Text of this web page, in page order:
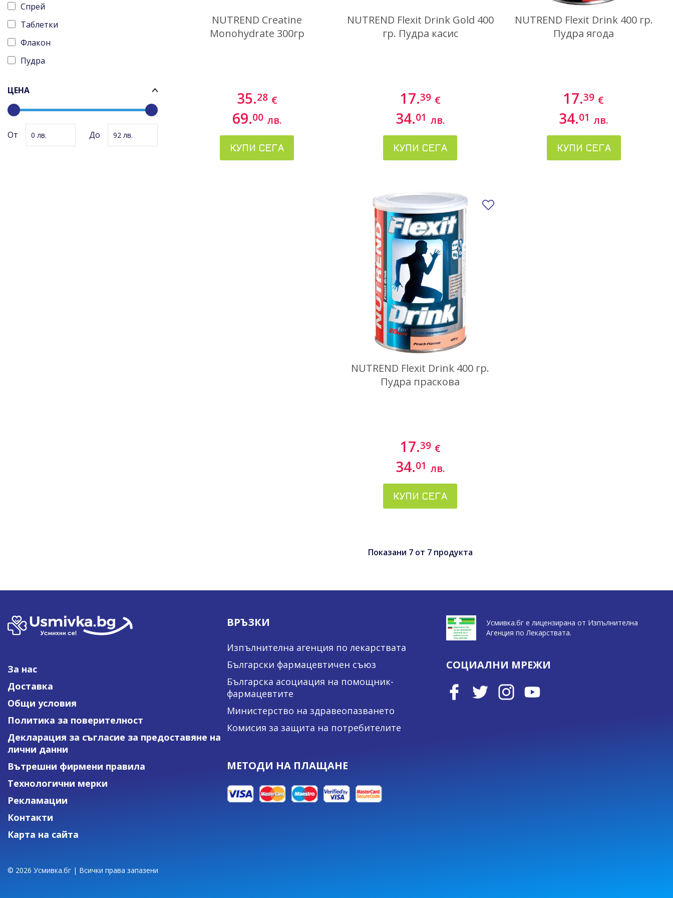
Спрей
Таблетки
Флакон
Пудра
Стелки
BCAAs
ЦЕНА
От До
NUTREND Creatine
Monohydrate 300гр
35.28 €
69.00 лв.
КУПИ СЕГА
NUTREND Flexit Drink Gold 400
гр. Пудра касис
17.39 €
34.01 лв.
КУПИ СЕГА
NUTREND Flexit Drink 400 гр.
Пудра ягода
17.39 €
34.01 лв.
КУПИ СЕГА
NUTREND Flexit Drink 400 гр.
Пудра праскова
17.39 €
34.01 лв.
КУПИ СЕГА
Показани 7 от 7 продукта
За нас
Доставка
Общи условия
Политика за поверителност
Декларация за съгласие за предоставяне на
лични данни
Вътрешни фирмени правила
Технологични мерки
Рекламации
Контакти
Карта на сайта
© 2026 Усмивка.бг | Всички права запазени
ВРЪЗКИ
Изпълнителна агенция по лекарствата
Български фармацевтичен съюз
Българска асоциация на помощник-
фармацевтите
Министерство на здравеопазването
Комисия за защита на потребителите
МЕТОДИ НА ПЛАЩАНЕ
Усмивка.бг е лицензирана от Изпълнителна
Агенция по Лекарствата.
СОЦИАЛНИ МРЕЖИ